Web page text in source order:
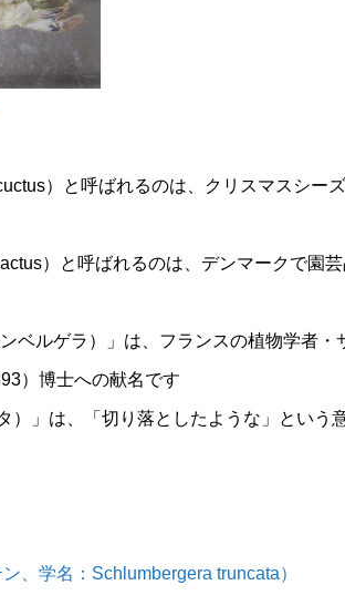
）と呼ばれるのは、クリスマスシー
）と呼ばれるのは、デンマークで園
ベルゲラ）」は、フランスの植物学者・
）博士への献名です
）」は、「切り落としたような」という
、学名：Schlumbergera truncata）